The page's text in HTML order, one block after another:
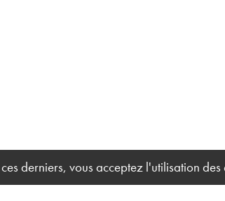
derniers, vous acceptez l'utilisation des